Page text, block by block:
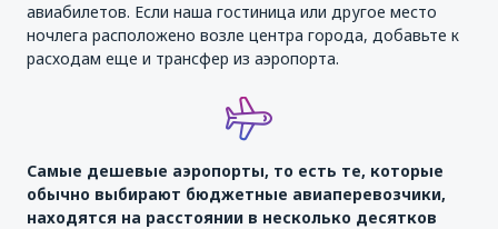
авиабилетов. Если наша гостиница или другое место
ночлега расположено возле центра города, добавьте к
расходам еще и трансфер из аэропорта.
Самые дешевые аэропорты, то есть те, которые
обычно выбирают бюджетные авиаперевозчики,
находятся на расстоянии в несколько десятков